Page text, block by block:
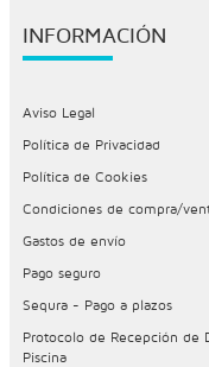
INFORMACIÓN
Aviso Legal
Política de Privacidad
Política de Cookies
Condiciones de compra/
Gastos de envío
Pago seguro
Sequra - Pago a plazos
Protocolo de Recepción de
Piscina